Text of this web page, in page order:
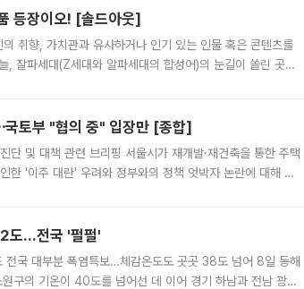
등장이오! [솔드아웃]
취향, 가치관과 유사하거나 인기 있는 인물 혹은 콘텐츠를
잘파세대(Z세대와 알파세대의 합성어)의 눈길이 쏠린 곳은
토부 "협의 중" 입장만 [종합]
단 및 대책 관련 브리핑 서울시가 재개발·재건축을 통한 주택
한 '이주 대란' 우려와 정부와의 정책 엇박자 논란에 대해 정
도…전국 '펄펄'
국 대부분 폭염특보…체감온도도 곳곳 38도 넘어 8일 동해
구의 기온이 40도를 넘어선 데 이어 경기 하남과 전남 광양